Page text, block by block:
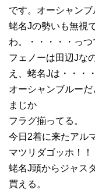
です。オーシャンブ
蛯名Jの勢いも無視
わ。・・・・・っつ
フェノーは田辺Jな
え、蛯名Jは・・・
オーシャンブルーだ
まじか
フラグ揃ってる。
今日2着に来たアル
マツリダゴッホ！！
蛯名J頭からジャス
買える。